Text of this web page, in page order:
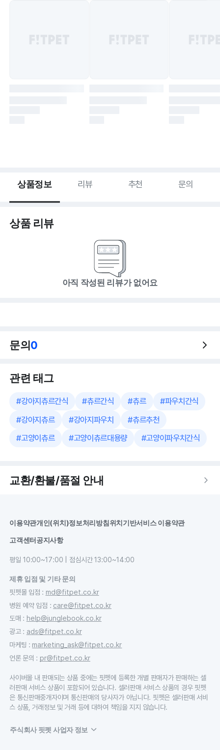
상품정보 리뷰 추천 문의
상품 리뷰
아직 작성된 리뷰가 없어요
문의0
관련 태그
#강아지츄르간식 #츄르간식 #츄르 #파우치간식
#강아지츄르 #강아지파우치 #츄르추천
#고양이츄르 #고양이츄르대용량 #고양이파우치간식
교환/환불/품절 안내
이용약관개인(위치)정보처리방침위치기반서비스 이용약관
고객센터공지사항
평일 10:00~17:00 | 점심시간 13:00~14:00
제휴 입점 및 기타 문의
핏펫몰 입점 : md@fitpet.co.kr
병원 예약 입점 : care@fitpet.co.kr
도매 : help@junglebook.co.kr
광고: ads@fitpet.co.kr
마케팅 : marketing_ask@fitpet.co.kr
언론 문의 : pr@fitpet.co.kr
사이버몰 내 판매되는 상품 중에는 핏펫에 등록한 개별 판매자가 판매하는 셀
러판매 서비스 상품이 포함되어 있습니다. 셀러판매 서비스 상품의 경우 핏펫
은 통신판매중개자이며 통신판매의 당사자가 아닙니다. 핏펫은 셀러판매 서비
스 상품, 거래정보 및 거래 등에 대하여 책임을 지지 않습니다.
주식회사 핏펫 사업자 정보